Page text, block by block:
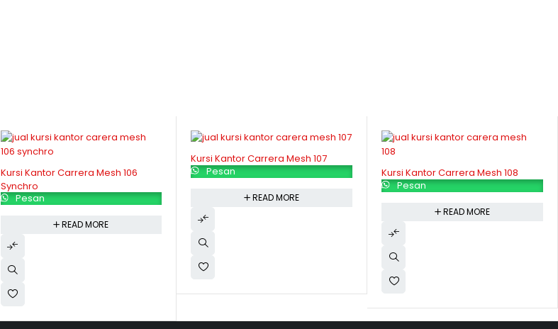
Kursi Kantor Carrera Mesh 106
Synchro
Pesan
READ MORE
Kursi Kantor Carrera Mesh 107
Pesan
READ MORE
Kursi Kantor Carrera Mesh 108
Pesan
READ MORE